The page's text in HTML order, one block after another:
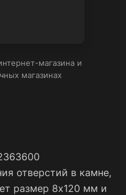
имеет специальное
от коррозии и
магазина и
магазинах
отверстий в камне,
размер 8х120 мм и